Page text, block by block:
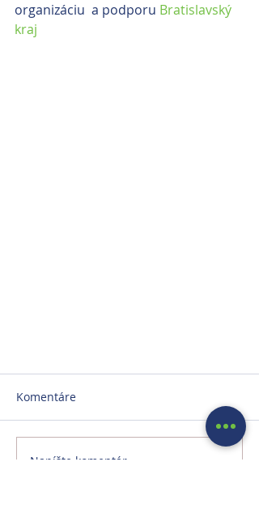
organizáciu  a podporu Bratislavský
kraj
Komentáre
Napíšte komentár...